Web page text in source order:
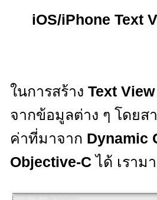
iOS/iPhone Text
ในการสร้าง Text
จากข้อมูลต่าง ๆ โดย
ค่าที่มาจาก Dynamic
Objective-C ได้ เราม